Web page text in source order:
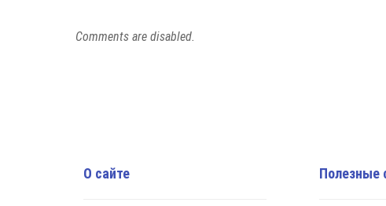
Comments are disabled.
О сайте Полезные